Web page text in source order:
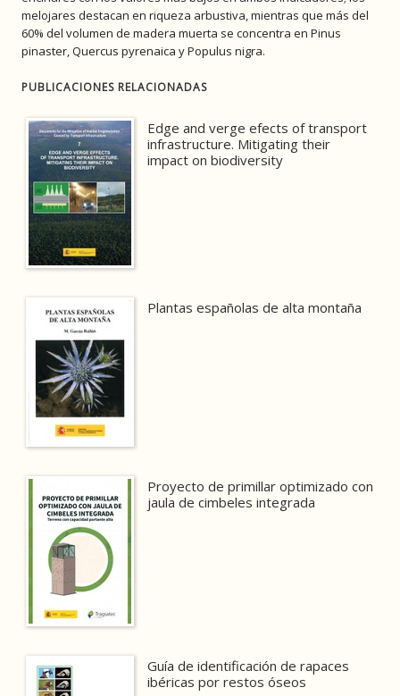
melojares destacan en riqueza arbustiva, mientras que más del
60% del volumen de madera muerta se concentra en Pinus
pinaster, Quercus pyrenaica y Populus nigra.
PUBLICACIONES RELACIONADAS
Edge and verge efects of transport
infrastructure. Mitigating their
impact on biodiversity
Plantas españolas de alta montaña
Proyecto de primillar optimizado con
jaula de cimbeles integrada
Guía de identificación de rapaces
ibéricas por restos óseos